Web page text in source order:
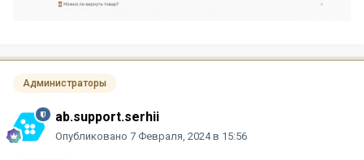
Администраторы
ab.support.serhii
Опубликовано 7 Февраля, 2024 в 15:56